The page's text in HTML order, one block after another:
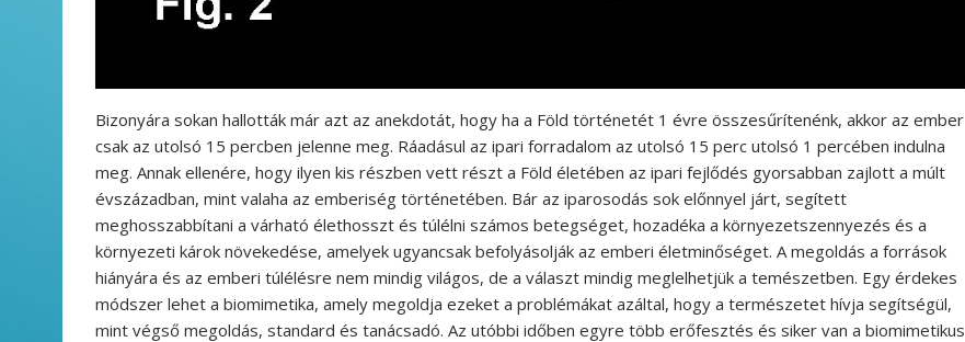
Bizonyára sokan hallották már azt az anekdotát, hogy ha a Föld történetét 1 évre összesűrítenénk, akkor az ember
csak az utolsó 15 percben jelenne meg. Ráadásul az ipari forradalom az utolsó 15 perc utolsó 1 percében indulna
meg. Annak ellenére, hogy ilyen kis részben vett részt a Föld életében az ipari fejlődés gyorsabban zajlott a múlt
évszázadban, mint valaha az emberiség történetében. Bár az iparosodás sok előnnyel járt, segített
meghosszabbítani a várható élethosszt és túlélni számos betegséget, hozadéka a környezetszennyezés és a
környezeti károk növekedése, amelyek ugyancsak befolyásolják az emberi életminőséget. A megoldás a források
hiányára és az emberi túlélésre nem mindig világos, de a választ mindig meglelhetjük a temészetben. Egy érdekes
módszer lehet a biomimetika, amely megoldja ezeket a problémákat azáltal, hogy a természetet hívja segítségül,
mint végső megoldás, standard és tanácsadó. Az utóbbi időben egyre több erőfesztés és siker van a biomimetikus